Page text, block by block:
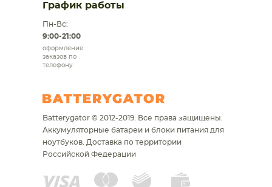
График работы
Пн-Вс:
9:00-21:00
оформление
заказов по
телефону
Batterygator © 2012-2019. Все права защищены.
Аккумуляторные батареи и блоки питания для
ноутбуков. Доставка по территории
Российской Федерации